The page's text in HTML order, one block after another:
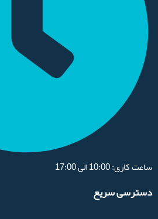
ساعت کاری: 10:00 الی 17:00
دسترسی سریع